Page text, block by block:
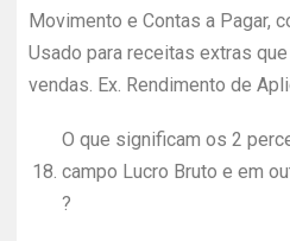
Movimento e Contas a Pagar,
Usado para receitas extras
vendas. Ex. Rendimento de
18.
O que significam os 2
campo Lucro Bruto e em
?